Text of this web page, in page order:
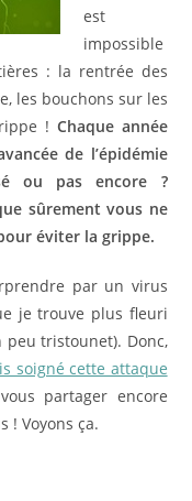
est
impossible
: la rentrée des
les bouchons sur les
! Chaque année
de l’épidémie
ou pas encore ?
sûrement vous ne
éviter la grippe.
par un virus
je trouve plus fleuri
tristounet). Donc,
soigné cette attaque
partager encore
! Voyons ça.